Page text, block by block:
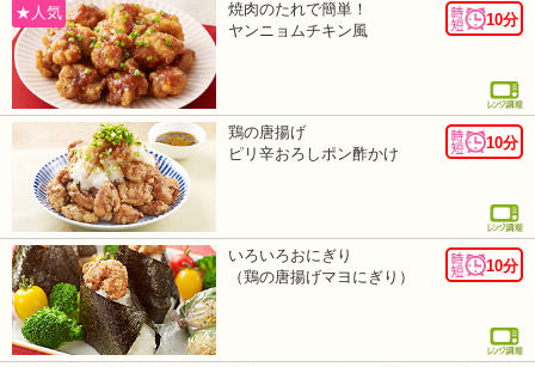
★人気 10分
焼肉のたれで簡単！
ヤンニョムチキン風
10分
鶏の唐揚げ
ピリ辛おろしポン酢かけ
10分
いろいろおにぎり
（鶏の唐揚げマヨにぎり）